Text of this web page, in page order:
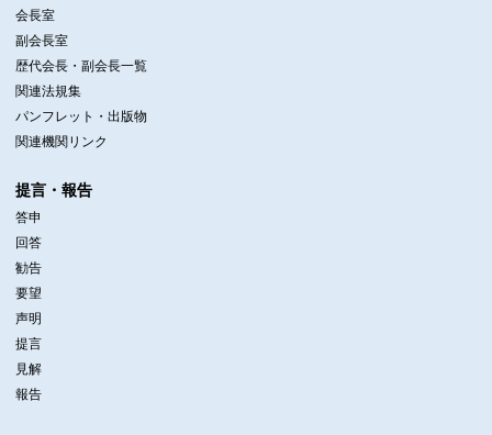
会長室
副会長室
歴代会長・副会長一覧
関連法規集
パンフレット・出版物
関連機関リンク
提言・報告
答申
回答
勧告
要望
声明
提言
見解
報告